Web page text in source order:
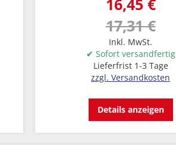
16,45 €
17,31 €
Inkl. MwSt.
✔ Sofort versandfertig
Lieferfrist 1-3 Tage
zzgl. Versandkosten
Details anzeigen